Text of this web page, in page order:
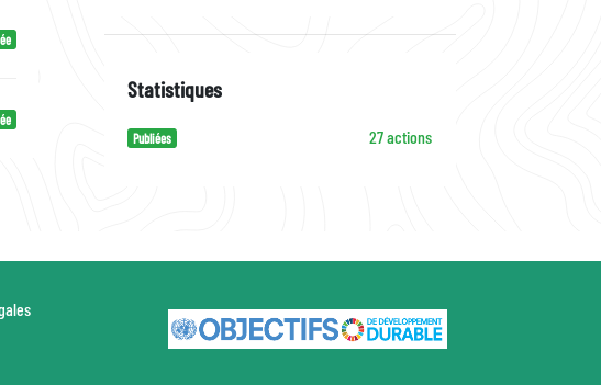
Statistiques
Publiées 27 actions